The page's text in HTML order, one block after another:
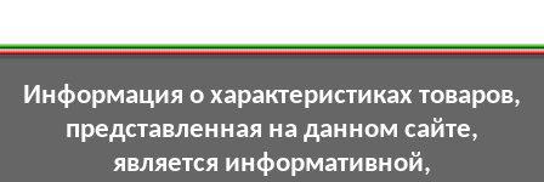
Информация о характеристиках товаров,
представленная на данном сайте,
является информативной,